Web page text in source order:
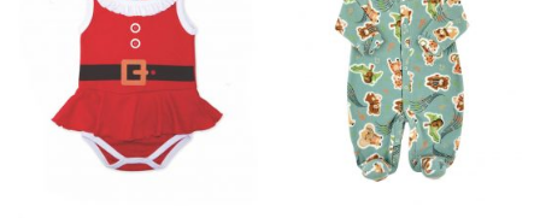
Adicionar
meus
desejos
Adicionar
meus
desejos